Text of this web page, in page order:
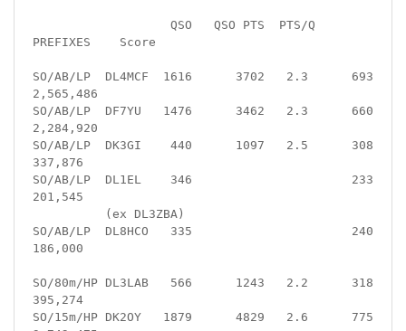
PREFIXES    Score
SO/AB/LP  DL4MCF  1616      3702   2.3      693
2,565,486
SO/AB/LP  DF7YU   1476      3462   2.3      660
2,284,920
SO/AB/LP  DK3GI    440      1097   2.5      308
337,876
SO/AB/LP  DL1EL    346                      233
201,545
SO/AB/LP  DL8HCO   335                      240
186,000
SO/80m/HP DL3LAB   566      1243   2.2      318
395,274
SO/15m/HP DK2OY   1879      4829   2.6      775